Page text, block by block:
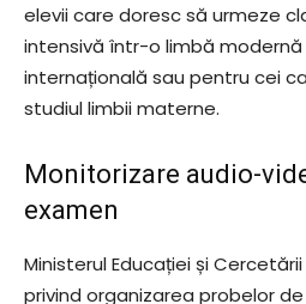
elevii care doresc să urmeze
intensivă într-o limbă modernă
internațională sau pentru cei
studiul limbii materne.
Monitorizare audio-
examen
Ministerul Educației și
privind organizarea probelor